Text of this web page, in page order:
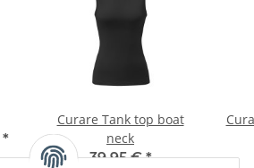
*
Curare Tank top boat
neck
39,95 €*